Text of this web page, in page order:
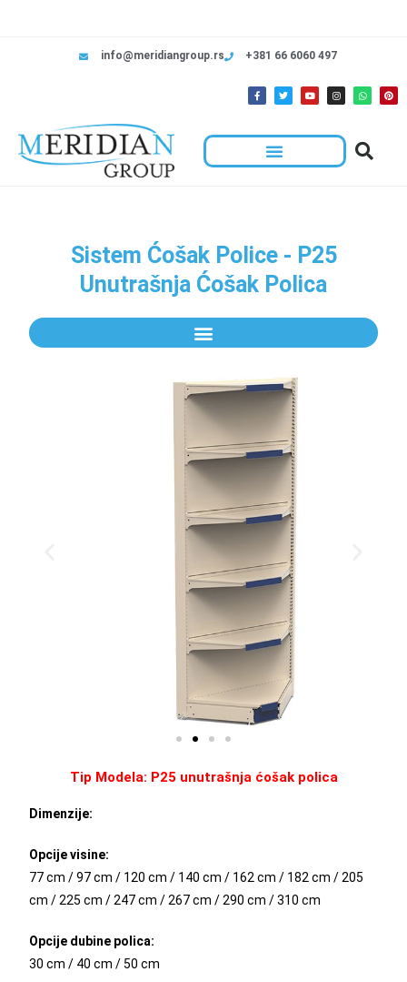
info@meridiangroup.rs +381 66 6060 497
Sistem Ćošak Police - P25
Unutrašnja Ćošak Polica
Tip Modela: P25 unutrašnja ćošak polica
Dimenzije:
Opcije visine:
77 cm / 97 cm / 120 cm / 140 cm / 162 cm / 182 cm / 205
cm / 225 cm / 247 cm / 267 cm / 290 cm / 310 cm
Opcije dubine polica:
30 cm / 40 cm / 50 cm